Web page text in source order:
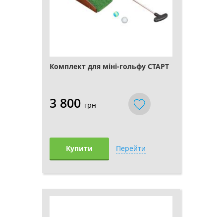
Комплект для міні-гольфу СТАРТ
3 800 грн
Купити Перейти